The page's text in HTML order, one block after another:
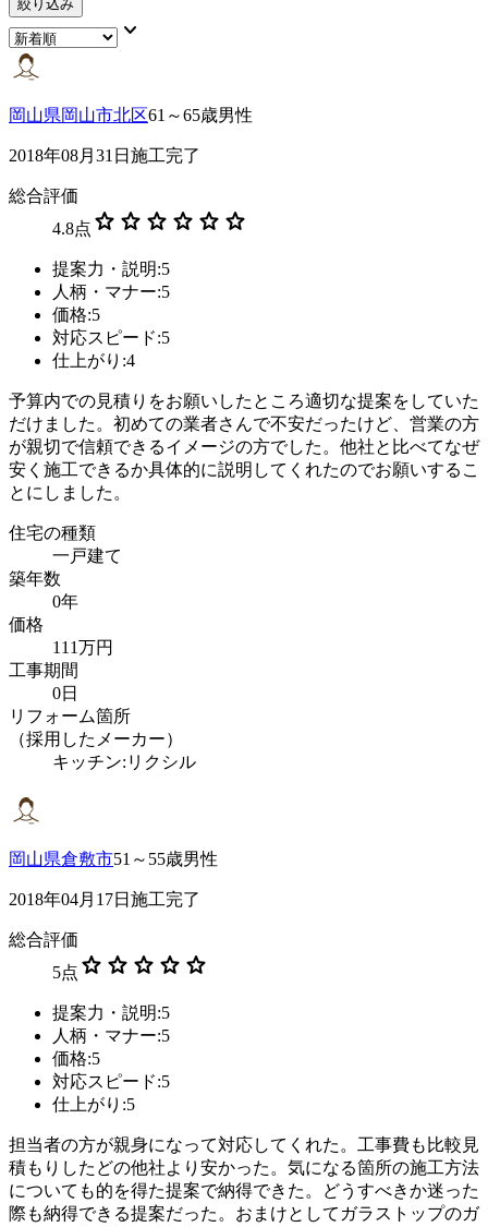
絞り込み
keyboard_arrow_down
岡山県岡山市北区61～65歳男性
2018年08月31日施工完了
総合評価
4.8点 star star star star star star
提案力・説明:5
人柄・マナー:5
価格:5
対応スピード:5
仕上がり:4
予算内での見積りをお願いしたところ適切な提案をしていた
だけました。初めての業者さんで不安だったけど、営業の方
が親切で信頼できるイメージの方でした。他社と比べてなぜ
安く施工できるか具体的に説明してくれたのでお願いするこ
とにしました。
住宅の種類
一戸建て
築年数
0年
価格
111万円
工事期間
0日
リフォーム箇所
（採用したメーカー）
キッチン:リクシル
岡山県倉敷市51～55歳男性
2018年04月17日施工完了
総合評価
5点 star star star star star
提案力・説明:5
人柄・マナー:5
価格:5
対応スピード:5
仕上がり:5
担当者の方が親身になって対応してくれた。工事費も比較見
積もりしたどの他社より安かった。気になる箇所の施工方法
についても的を得た提案で納得できた。どうすべきか迷った
際も納得できる提案だった。おまけとしてガラストップのガ